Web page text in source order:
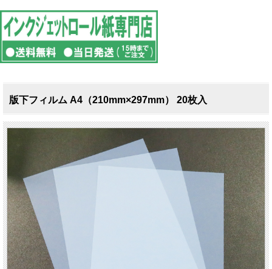
版下フィルム A4（210mm×297mm） 20枚入